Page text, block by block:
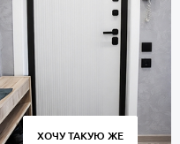
ХОЧУ ТАКУЮ ЖЕ